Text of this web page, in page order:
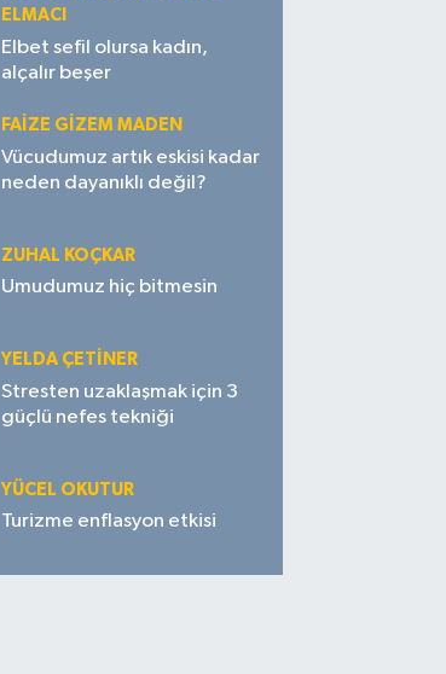
ELMACI
Elbet sefil olursa kadın,
alçalır beşer
FAIZE GIZEM MADEN
Vücudumuz artık eskisi kadar
neden dayanıklı değil?
ZUHAL KOÇKAR
Umudumuz hiç bitmesin
YELDA ÇETİNER
Stresten uzaklaşmak için 3
güçlü nefes tekniği
YÜCEL OKUTUR
Turizme enflasyon etkisi